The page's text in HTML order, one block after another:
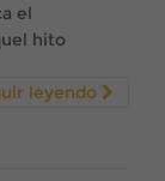
el
hito
leyendo